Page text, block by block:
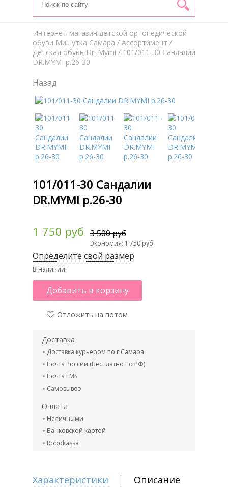
Интернет-магазин детской ортопедической
обуви Мишутка Самара / Aссортимент /
Детская обувь Dr. Mymi / 101/011-30 Сандалии
DR.MYMI р.26-30
Назад
101/011-30 Сандалии
DR.MYMI р.26-30
1 750 руб 3 500 руб
Экономия: 1 750 руб
Определите свой размер
В наличии:
Добавить в корзину
Отложить на потом
Доставка
Доставка курьером по г.Самара
Почта России.(Бесплатно по РФ)
Почта EMS
Самовывоз
Оплата
Наличными
Банковской картой
Robokassa
Характеристики Описание